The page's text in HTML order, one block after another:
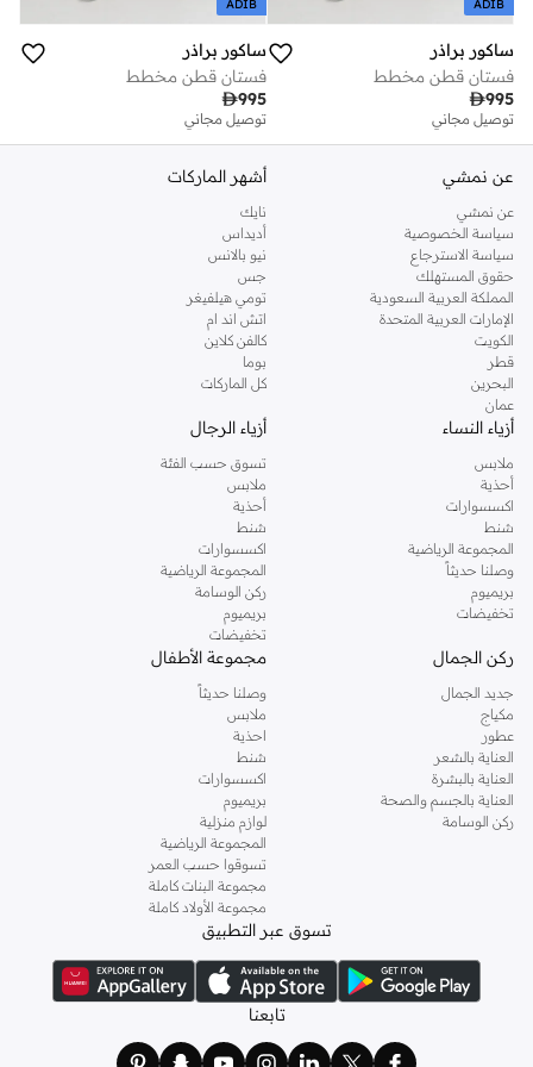
ADIB
ساكور براذر
فستان قطن مخطط
995
توصيل مجاني
ADIB
ساكور براذر
فستان قطن مخطط
995
توصيل مجاني
عن نمشي
عن نمشي
سياسة الخصوصية
سياسة الاسترجاع
حقوق المستهلك
المملكة العربية السعودية
الإمارات العربية المتحدة
الكويت
قطر
البحرين
عمان
أشهر الماركات
نايك
أديداس
نيو بالانس
جس
تومي هيلفيغر
اتش اند ام
كالفن كلاين
بوما
كل الماركات
أزياء النساء
ملابس
أحذية
اكسسوارات
شنط
المجموعة الرياضية
وصلنا حديثاً
بريميوم
تخفيضات
أزياء الرجال
تسوق حسب الفئة
ملابس
أحذية
شنط
اكسسوارات
المجموعة الرياضية
ركن الوسامة
بريميوم
تخفيضات
ركن الجمال
جديد الجمال
مكياج
عطور
العناية بالشعر
العناية بالبشرة
العناية بالجسم والصحة
ركن الوسامة
مجموعة الأطفال
وصلنا حديثاً
ملابس
احذية
شنط
اكسسوارات
بريميوم
لوازم منزلية
المجموعة الرياضية
تسوقوا حسب العمر
مجموعة البنات كاملة
مجموعة الأولاد كاملة
تسوق عبر التطبيق
تابعنا